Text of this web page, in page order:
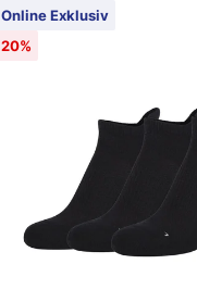
Online Exklusiv
20%